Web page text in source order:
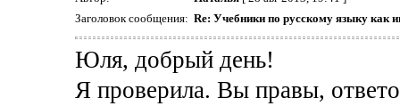
Заголовок сообщения: Re: Учебники по русскому языку как
Юля, добрый день!
Я проверила. Вы правы,